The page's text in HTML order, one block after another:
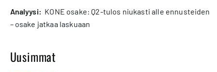
analyysi: KONE osake: Q2-tulos niukasti alle ennusteiden
– osake jatkaa laskuaan
Uusimmat